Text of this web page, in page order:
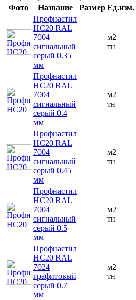
Фото
Название Размер Ед.изм.
Профнастил
НС20 RAL
7004
сигнальный
серый 0.35
мм
м2
тн
Профнастил
НС20 RAL
7004
сигнальный
серый 0.4
мм
м2
тн
Профнастил
НС20 RAL
7004
сигнальный
серый 0.45
мм
м2
тн
Профнастил
НС20 RAL
7004
сигнальный
серый 0.5
мм
м2
тн
Профнастил
НС20 RAL
7024
графитовый
серый 0.7
мм
м2
тн